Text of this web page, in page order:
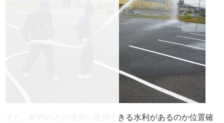
また、町内のどの場所に使用できる水利があるのか位置確